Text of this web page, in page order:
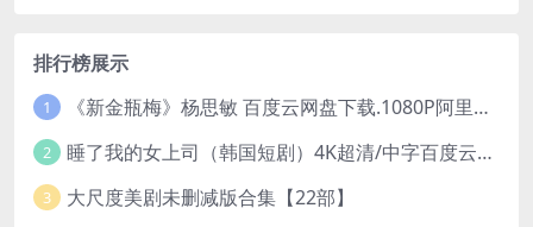
排行榜展示
1 《新金瓶梅》杨思敏 百度云网盘下载.1080P阿里下载.国语中字.(1996)
2 睡了我的女上司（韩国短剧）4K超清/中字百度云网盘下载
3 大尺度美剧未删减版合集【22部】